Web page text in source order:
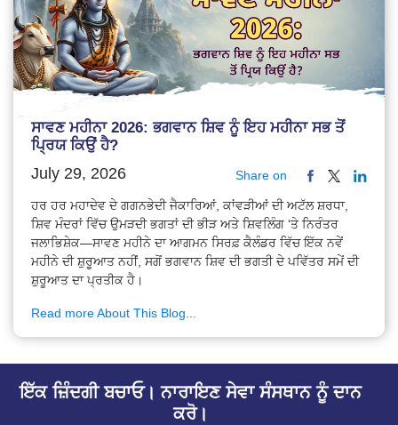
ਸਾਵਣ ਮਹੀਨਾ 2026: ਭਗਵਾਨ ਸ਼ਿਵ ਨੂੰ ਇਹ ਮਹੀਨਾ ਸਭ ਤੋਂ
ਪ੍ਰਿਯ ਕਿਉਂ ਹੈ?
July 29, 2026 Share on
ਹਰ ਹਰ ਮਹਾਦੇਵ ਦੇ ਗਗਨਭੇਦੀ ਜੈਕਾਰਿਆਂ, ਕਾਂਵੜੀਆਂ ਦੀ ਅਟੱਲ ਸ਼ਰਧਾ,
ਸ਼ਿਵ ਮੰਦਰਾਂ ਵਿੱਚ ਉਮੜਦੀ ਭਗਤਾਂ ਦੀ ਭੀੜ ਅਤੇ ਸ਼ਿਵਲਿੰਗ ‘ਤੇ ਨਿਰੰਤਰ
ਜਲਾਭਿਸ਼ੇਕ—ਸਾਵਣ ਮਹੀਨੇ ਦਾ ਆਗਮਨ ਸਿਰਫ਼ ਕੈਲੰਡਰ ਵਿੱਚ ਇੱਕ ਨਵੇਂ
ਮਹੀਨੇ ਦੀ ਸ਼ੁਰੂਆਤ ਨਹੀਂ, ਸਗੋਂ ਭਗਵਾਨ ਸ਼ਿਵ ਦੀ ਭਗਤੀ ਦੇ ਪਵਿੱਤਰ ਸਮੇਂ ਦੀ
ਸ਼ੁਰੂਆਤ ਦਾ ਪ੍ਰਤੀਕ ਹੈ।
Read more About This Blog...
ਇੱਕ ਜ਼ਿੰਦਗੀ ਬਚਾਓ। ਨਾਰਾਇਣ ਸੇਵਾ ਸੰਸਥਾਨ ਨੂੰ ਦਾਨ
ਕਰੋ।